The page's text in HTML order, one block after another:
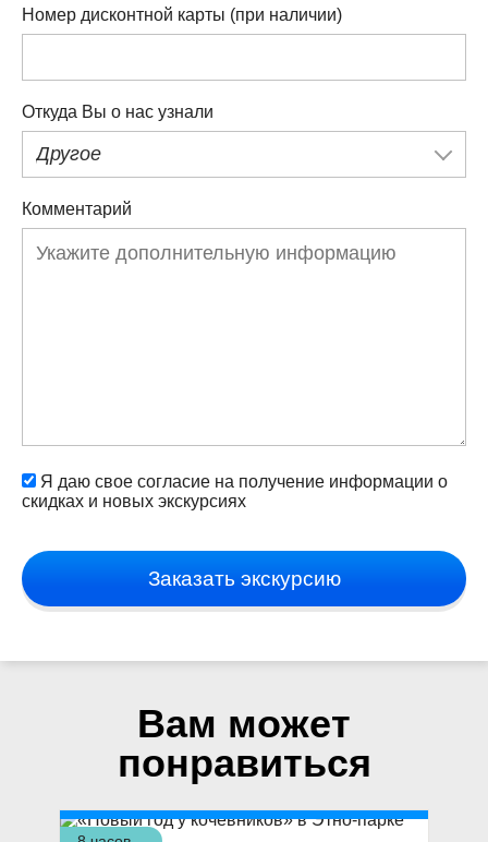
Номер дисконтной карты (при наличии)
Откуда Вы о нас узнали
Другое
Комментарий
Я даю свое согласие на получение информации о
скидках и новых экскурсиях
Заказать экскурсию
Вам может
понравиться